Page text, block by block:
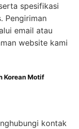
spesifikasi
Pengiriman
email atau
website kami
Korean Motif
kontak